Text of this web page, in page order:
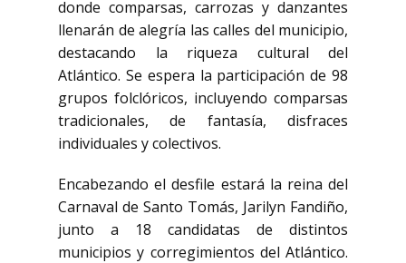
donde comparsas, carrozas y danzantes
llenarán de alegría las calles del municipio,
destacando la riqueza cultural del
Atlántico. Se espera la participación de 98
grupos folclóricos, incluyendo comparsas
tradicionales, de fantasía, disfraces
individuales y colectivos.
Encabezando el desfile estará la reina del
Carnaval de Santo Tomás, Jarilyn Fandiño,
junto a 18 candidatas de distintos
municipios y corregimientos del Atlántico.